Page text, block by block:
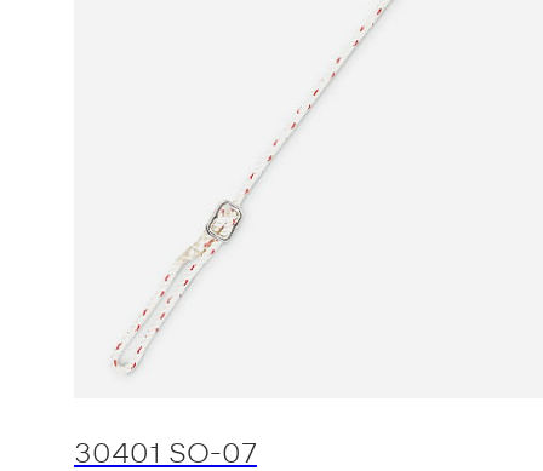
30401 SO-07